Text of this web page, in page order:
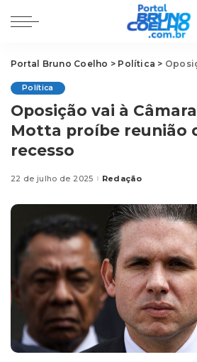
Portal Bruno Coelho > Política > Oposição vai à
Política
Oposição vai à
Motta proíbe reunião
recesso
22 de julho de 2025Posted
Redação